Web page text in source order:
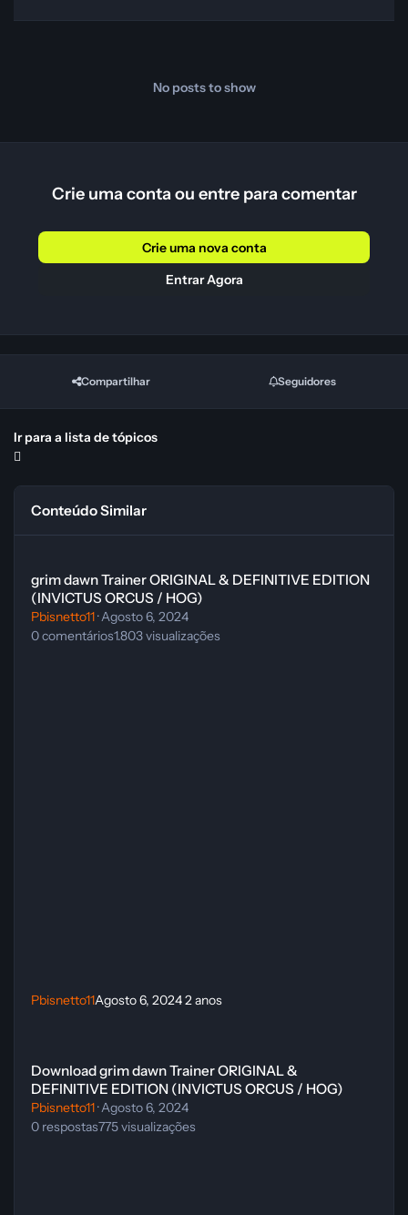
No posts to show
Crie uma conta ou entre para comentar
Crie uma nova conta
Entrar Agora
Compartilhar Seguidores
Ir para a lista de tópicos
Conteúdo Similar
grim dawn Trainer ORIGINAL & DEFINITIVE EDITION
(INVICTUS ORCUS / HOG)
Pbisnetto11·Agosto 6, 2024
0comentários1.803visualizações
Pbisnetto11Agosto 6, 20242 anos
Download grim dawn Trainer ORIGINAL &
DEFINITIVE EDITION (INVICTUS ORCUS / HOG)
Pbisnetto11·Agosto 6, 2024
0 respostas775visualizações